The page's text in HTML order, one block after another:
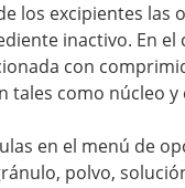
los excipientes las
inactivo. En el
con
tales como núcleo y
en el menú de
polvo,